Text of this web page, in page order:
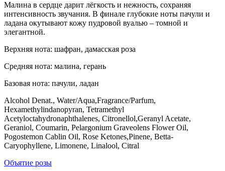
Малина в сердце дарит лёгкость и нежность, сохраняя
интенсивность звучания. В финале глубокие ноты пачули и
ладана окутывают кожу пудровой вуалью – томной и
элегантной.
Верхняя нота: шафран, дамасская роза
Средняя нота: малина, герань
Базовая нота: пачули, ладан
Alcohol Denat., Water/Aqua,Fragrance/Parfum,
Hexamethylindanopyran, Tetramethyl
Acetyloctahydronaphthalenes, Citronellol,Geranyl Acetate,
Geraniol, Coumarin, Pelargonium Graveolens Flower Oil,
Pogostemon Cablin Oil, Rose Ketones,Pinene, Betta-
Caryophyllene, Limonene, Linalool, Citral
Объятие розы